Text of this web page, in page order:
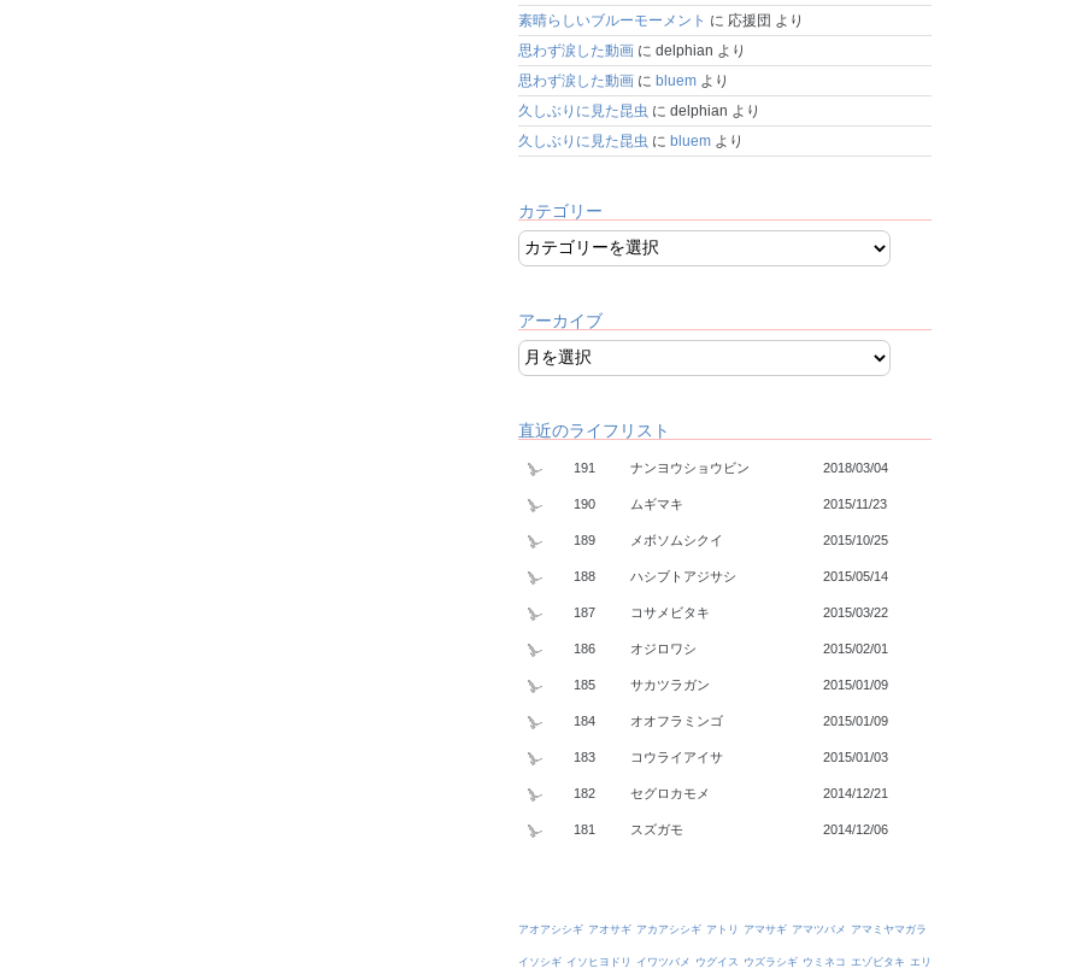
素晴らしいブルーモーメント に 応援団 より
思わず涙した動画に delphian より
思わず涙した動画に bluemより
久しぶりに見た昆虫 に delphian より
久しぶりに見た昆虫 に bluemより
カテゴリー
アーカイブ
直近のライフリスト
191 ナンヨウショウビン 2018/03/04
190 ムギマキ 2015/11/23
189 メボソムシクイ 2015/10/25
188 ハシブトアジサシ 2015/05/14
187 コサメビタキ 2015/03/22
186 オジロワシ 2015/02/01
185 サカツラガン 2015/01/09
184 オオフラミンゴ 2015/01/09
183 コウライアイサ 2015/01/03
182 セグロカモメ 2014/12/21
181 スズガモ 2014/12/06
アオアシシギ アオサギ アカアシシギ アトリ アマサギ アマツバメ アマミヤマガラ
イソシギ イソヒヨドリ イワツバメ ウグイス ウズラシギ ウミネコ エゾビタキ エリ